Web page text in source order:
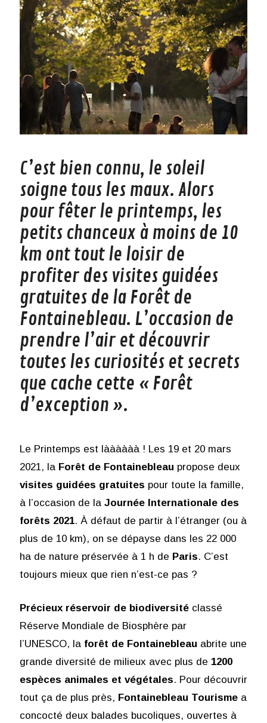
C’est bien connu, le soleil
soigne tous les maux. Alors
pour fêter le printemps, les
petits chanceux à moins de 10
km ont tout le loisir de
profiter des visites guidées
gratuites de la Forêt de
Fontainebleau. L’occasion de
prendre l’air et découvrir
toutes les curiosités et secrets
que cache cette « Forêt
d’exception ».
Le Printemps est làààààà ! Les 19 et 20 mars
2021, la Forêt de Fontainebleau propose deux
visites guidées gratuites pour toute la famille,
à l’occasion de la Journée Internationale des
forêts 2021. À défaut de partir à l’étranger (ou à
plus de 10 km), on se dépayse dans les 22 000
ha de nature préservée à 1 h de Paris. C’est
toujours mieux que rien n’est-ce pas ?
Précieux réservoir de biodiversité classé
Réserve Mondiale de Biosphère par
l’UNESCO, la forêt de Fontainebleau abrite une
grande diversité de milieux avec plus de 1200
espèces animales et végétales. Pour découvrir
tout ça de plus près, Fontainebleau Tourismea
concocté deux balades bucoliques, ouvertes à